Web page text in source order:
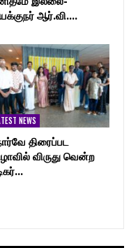
ஆர்.வி.…
NEWS
திரைப்பட
விருது வென்ற